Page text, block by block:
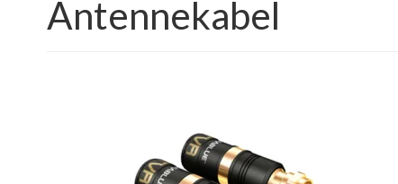
Antennekabel